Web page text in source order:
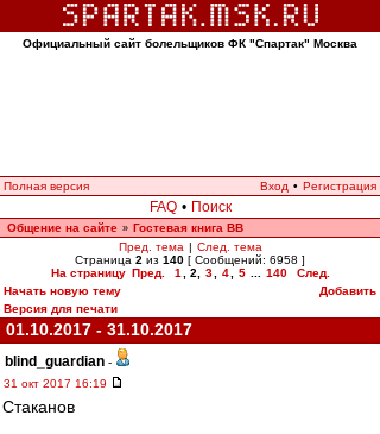
Официальный сайт болельщиков ФК "Спартак" Москва
Полная версия Вход • Регистрация
FAQ • Поиск
Общение на сайте » Гостевая книга ВВ
Пред. тема | След. тема
Страница 2 из 140 [ Сообщений: 6958 ]
На страницу Пред. 1 2 3 4 5 140
След.
Начать новую тему
Добавить
Версия для печати
01.10.2017 - 31.10.2017
blind_guardian -
31 окт 2017 16:19
Стаканов